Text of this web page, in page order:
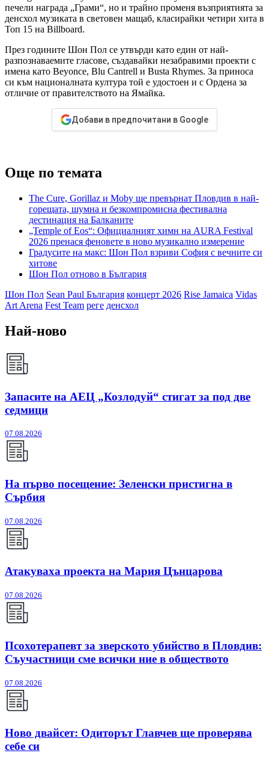
печели награда „Грами“, но и трайно променя възприятията за
денсхол музиката в световен мащаб, класирайки четири хита в
Топ 15 на Billboard.
През годините Шон Пол се утвърди като един от най-
разпознаваемите гласове, създавайки незабравими проекти с
имена като Beyonce, Blu Cantrell и Busta Rhymes. За приноса
си към националната култура той е удостоен и с Ордена за
отличие от правителството на Ямайка.
Добави в предпочитани в Google
Още по темата
The Cure, Gorillaz и Moby ще превърнат Пловдив в най-
горещата, шумна и безкомпромисна фестивална
дестинация на Балканите
„Temple of Eos“: Официалният химн на AURA Festival
2026 пренася феновете в ново музикално измерение
Градусите на макс: Шон Пол взриви София с вечните си
хитове
Шон Пол отново в България
Шон Пол Sean Paul България концерт 2026 Rise Jamaica Vidas
Art Arena Fest Team реге денсхол
Най-ново
Запасите на АЕЦ „Козлодуй“ стигат за под две
седмици
07.08.2026
На първо посещение: Зеленски пристигна в
Сърбия
07.08.2026
Атакуваха проекта на Мария Цънцарова
07.08.2026
Псохотерапевт за зверското убийство в Пловдив:
Съучастници сме всички ние в обществото
07.08.2026
Ново двайсет: Одиторът Главчев ще проверява
себе си